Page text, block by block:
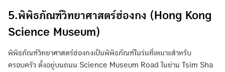
5.พิพิธภัณฑ์วิทยาศาสตร์ฮ่องกง (Hong Kong
Science Museum)
พิพิธภัณฑ์วิทยาศาสตร์ฮ่องกงเป็นพิพิธภัณฑ์ในร่มที่เหมาะสำหรับ
ครอบครัว ตั้งอยู่บนถนน Science Museum Road ในย่าน Tsim Sha